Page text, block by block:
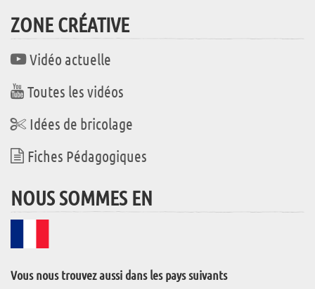
ZONE CRÉATIVE
Vidéo actuelle
Toutes les vidéos
Idées de bricolage
Fiches Pédagogiques
NOUS SOMMES EN
Vous nous trouvez aussi dans les pays suivants